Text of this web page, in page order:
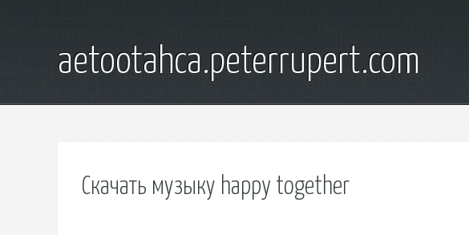
aetootahca.peterrupert.com
Скачать музыку happy together